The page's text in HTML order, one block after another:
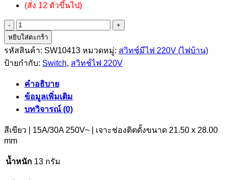
(สั่ง 12 ตัวขึ้นไป)
จำนวน
ส
วิ
ทช์
220
V
4ขา
เขียว
ชิ้น
หยิบใส่ตะกร้า
รหัสสินค้า: SW10413 หมวดหมู่: สวิทช์มีไฟ 220V (ไฟบ้าน)
ป้ายกำกับ: Switch, สวิทช์ไฟ 220V
คำอธิบาย
ข้อมูลเพิ่มเติม
บทวิจารณ์ (0)
สีเขียว | 15A/30A 250V~ | เจาะช่องติตดั้งขนาด 21.50 x 28.00
mm
น้ำหนัก 13 กรัม